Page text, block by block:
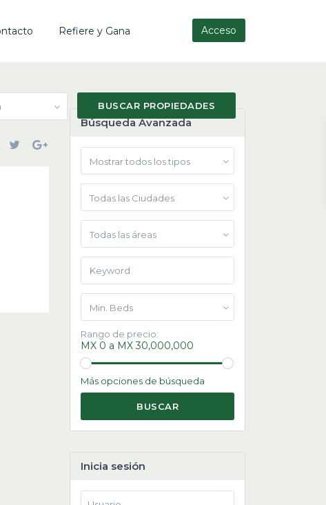
Acceso
Refiere y Gana
Búsqueda Avanzada
Mostrar todos los tipos
Todas las Ciudades
Todas las áreas
Min. Beds
Rango de precio:
MX 0 a MX 30,000,000
Más opciones de búsqueda
BUSCAR
Inicia sesión